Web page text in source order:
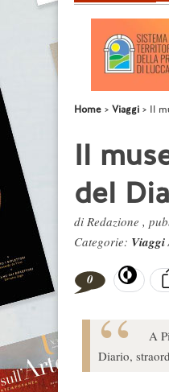
Home Viaggi Il
Il
del
di Redazione ,
Categorie: Viaggi
0
A
Diario,